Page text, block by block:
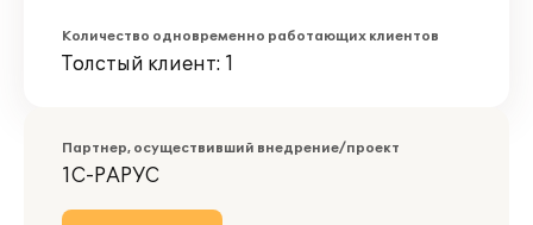
Количество одновременно работающих клиентов
Толстый клиент: 1
Партнер, осуществивший внедрение/проект
1С-РАРУС